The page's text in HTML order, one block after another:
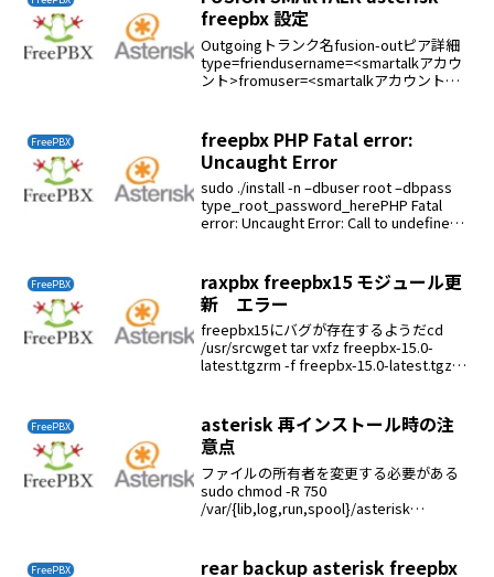
freepbx 設定
Outgoingトランク名fusion-outピア詳細
type=friendusername=<smartalkアカウ
ント>fromuser=<smartalkアカウント
FreePBX
freepbx PHP Fatal error:
Uncaught Error
sudo ./install -n –dbuser root –dbpass
type_root_password_herePHP Fatal
error: Uncaught Error: Call to undefined
FreePBX
raxpbx freepbx15 モジュール更
新 エラー
freepbx15にバグが存在するようだcd
/usr/srcwget tar vxfz freepbx-15.0-
latest.tgzrm -f freepbx-15.0-latest.tgzcd
FreePBX
asterisk 再インストール時の注
意点
ファイルの所有者を変更する必要がある
sudo chmod -R 750
/var/{lib,log,run,spool}/asterisk
FreePBX
rear backup asterisk freepbx